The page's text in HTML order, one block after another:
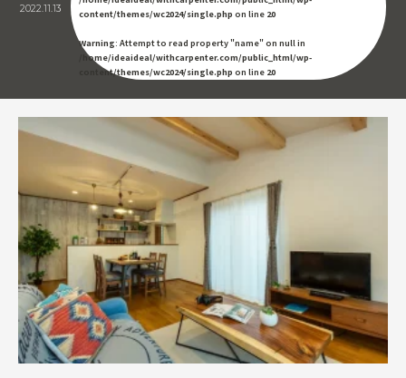
2022.11.13
content/themes/wc2024/single.php on line 20
Warning: Attempt to read property "name" on null in
/home/ideaideal/withcarpenter.com/public_html/wp-
content/themes/wc2024/single.php on line 20